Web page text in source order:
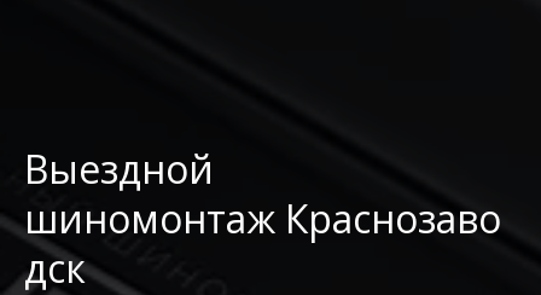
Выездной
шиномонтаж Краснозаво
дск